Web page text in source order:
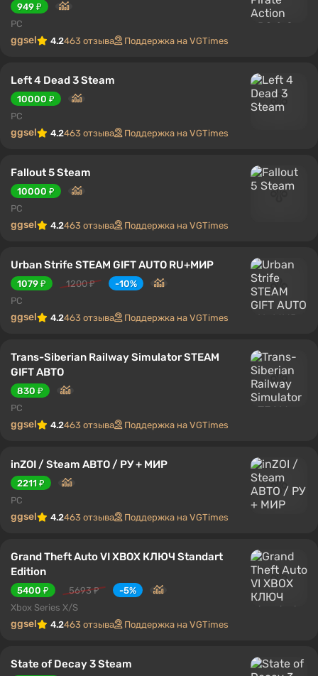
949 ₽
PC
ggsel 4.2463 отзыва Поддержка на VGTimes
Left 4 Dead 3 Steam
10000 ₽
PC
ggsel 4.2463 отзыва Поддержка на VGTimes
Fallout 5 Steam
10000 ₽
PC
ggsel 4.2463 отзыва Поддержка на VGTimes
Urban Strife STEAM GIFT AUTO RU+МИР
1079 ₽ 1200 ₽
-10%
PC
ggsel 4.2463 отзыва Поддержка на VGTimes
Trans-Siberian Railway Simulator STEAM
GIFT АВТО
830 ₽
PC
ggsel 4.2463 отзыва Поддержка на VGTimes
inZOI / Steam АВТО / РУ + МИР
2211 ₽
PC
ggsel 4.2463 отзыва Поддержка на VGTimes
Grand Theft Auto VI XBOX КЛЮЧ Standart
Edition
5400 ₽ 5693 ₽
-5%
Xbox Series X/S
ggsel 4.2463 отзыва Поддержка на VGTimes
State of Decay 3 Steam